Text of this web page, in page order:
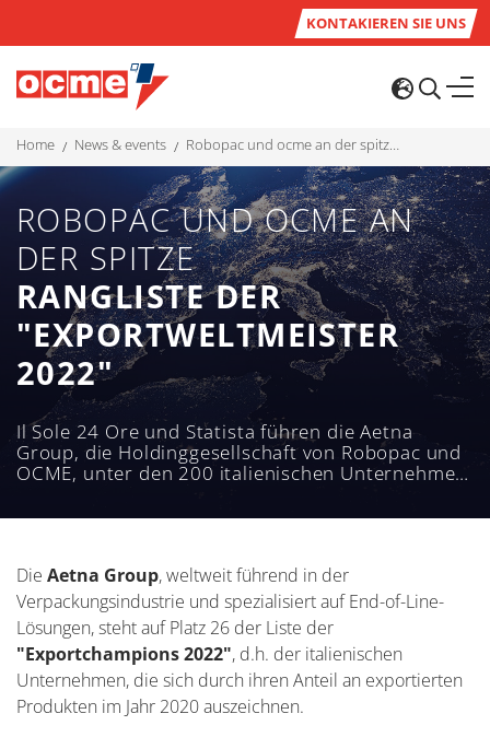
KONTAKIEREN SIE UNS
home news & events robopac und ocme an der spitze rangliste der "exportweltmeister 2022"
ROBOPAC UND OCME AN
DER SPITZE
RANGLISTE DER
"EXPORTWELTMEISTER
2022"
Il Sole 24 Ore und Statista führen die Aetna
Group, die Holdinggesellschaft von Robopac und
OCME, unter den 200 italienischen Unternehmen
Die Aetna Group, weltweit führend in der
Verpackungsindustrie und spezialisiert auf End-of-Line-
Lösungen, steht auf Platz 26 der Liste der
"Exportchampions 2022", d.h. der italienischen
Unternehmen, die sich durch ihren Anteil an exportierten
Produkten im Jahr 2020 auszeichnen.